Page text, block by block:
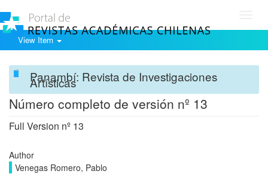
View Item
Panambí: Revista de Investigaciones
Artísticas
Número completo de versión nº 13
Full Version nº 13
Author
Venegas Romero, Pablo